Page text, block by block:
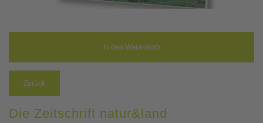
Zurück
Die Zeitschrift natur&land